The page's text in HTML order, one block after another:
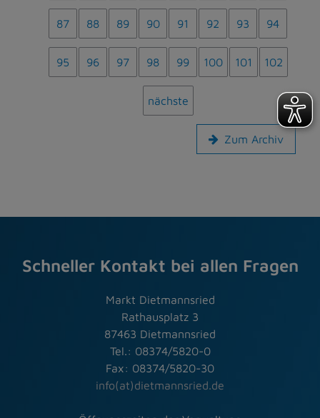
87 88 89 90 91 92 93 94
95 96 97 98 99 100 101 102
nächste
Zum Archiv
Schneller Kontakt bei allen Fragen
Markt Dietmannsried
Rathausplatz 3
87463 Dietmannsried
Tel.: 08374/5820-0
Fax: 08374/5820-30
info(at)dietmannsried.de